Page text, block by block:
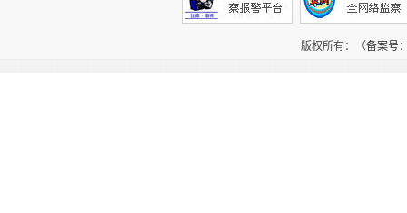
版权所有：（备案号